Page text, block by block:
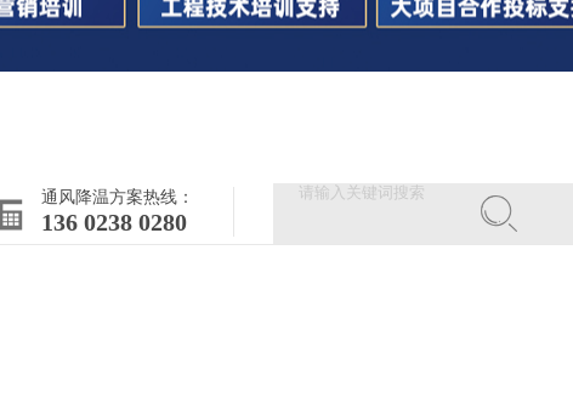
通风降温方案热线：
136 0238 0280